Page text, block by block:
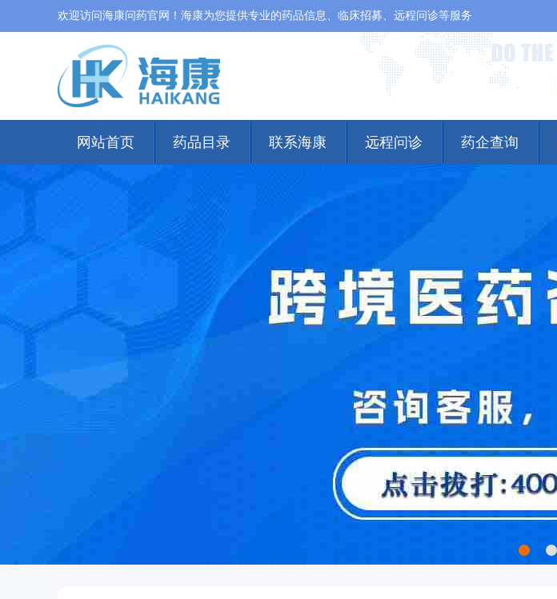
欢迎访问海康问药官网！海康为您提供专业的药品信息、临床招募、远程问诊等服务
网站首页 药品目录 联系海康 远程问诊 药企查询